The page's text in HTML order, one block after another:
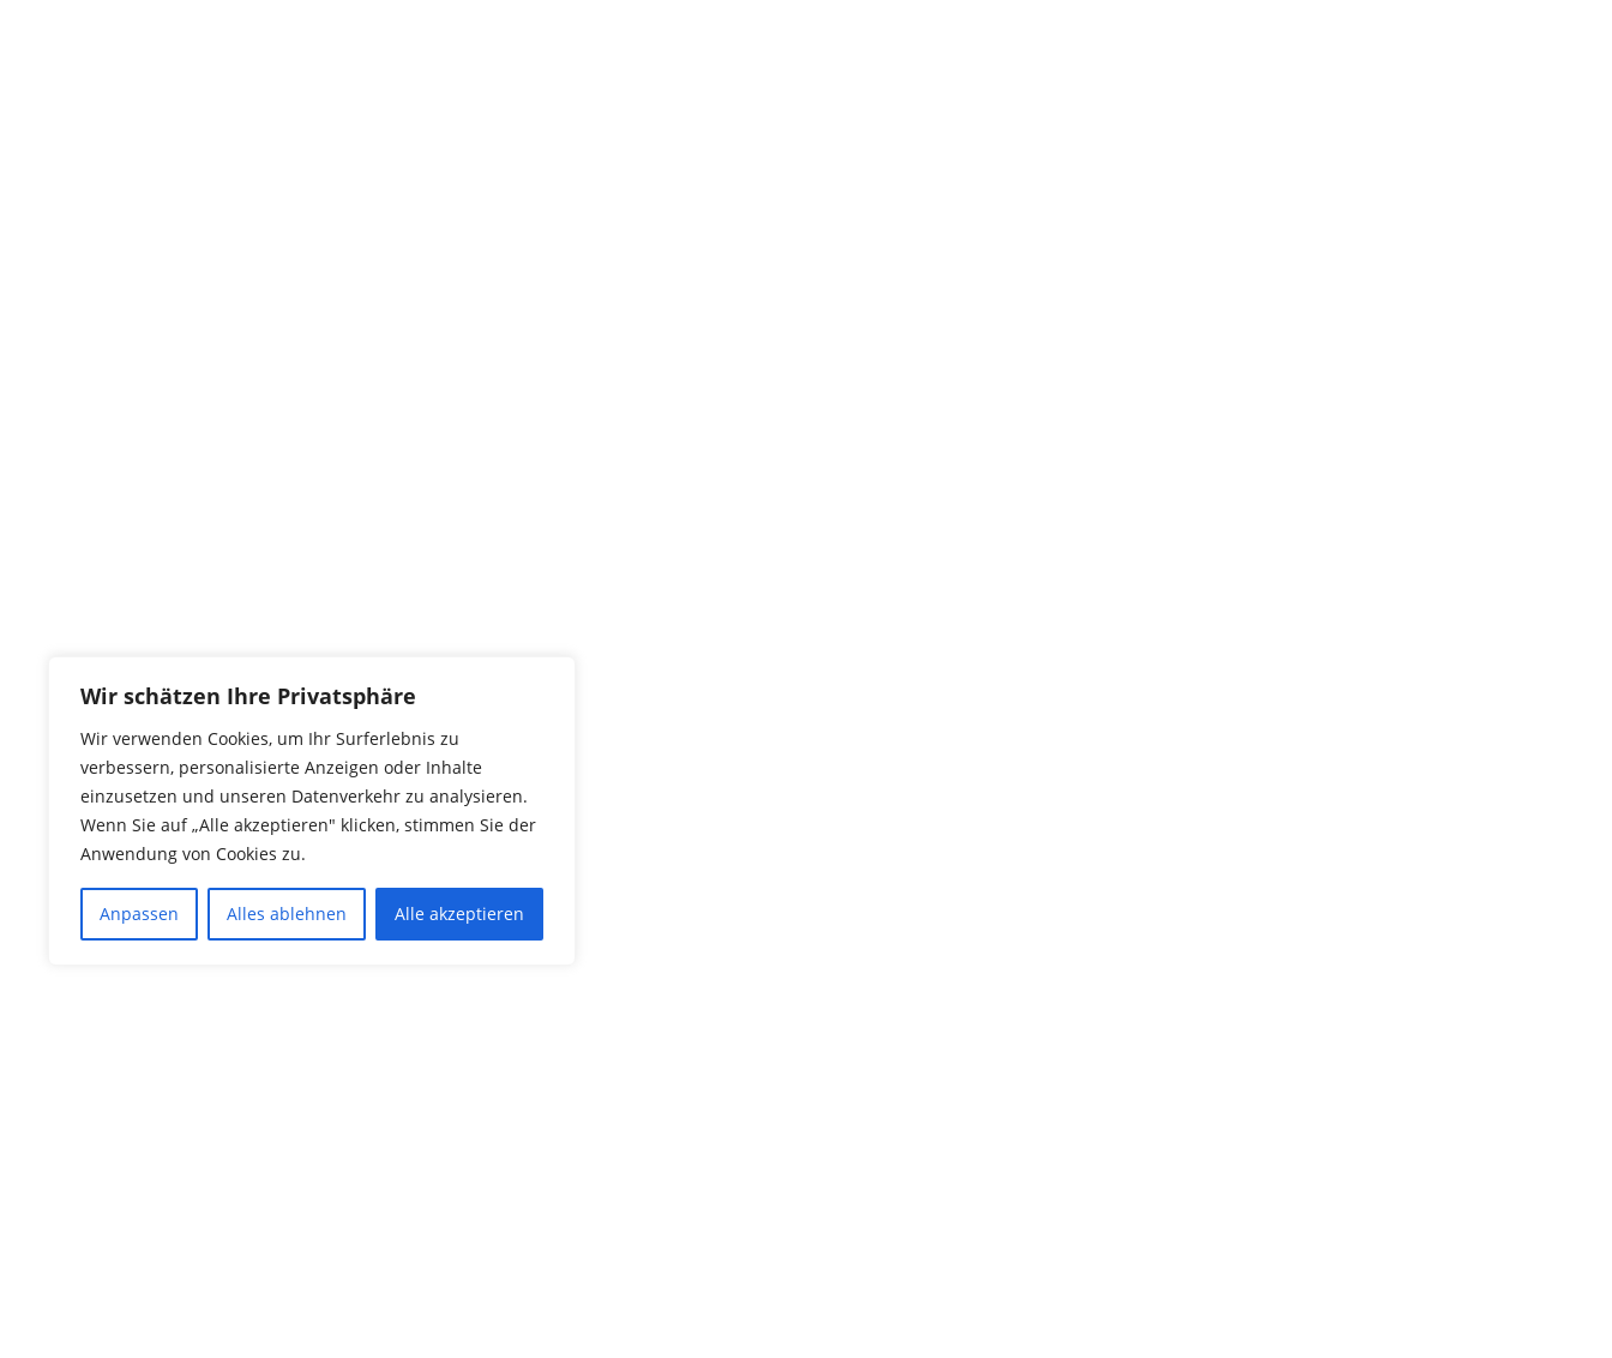
Wir schätzen Ihre Privatsphäre
Wir verwenden Cookies, um Ihr Surferlebnis zu
verbessern, personalisierte Anzeigen oder Inhalte
einzusetzen und unseren Datenverkehr zu analysieren.
Wenn Sie auf „Alle akzeptieren" klicken, stimmen Sie der
Anwendung von Cookies zu.
Anpassen Alles ablehnen Alle akzeptieren